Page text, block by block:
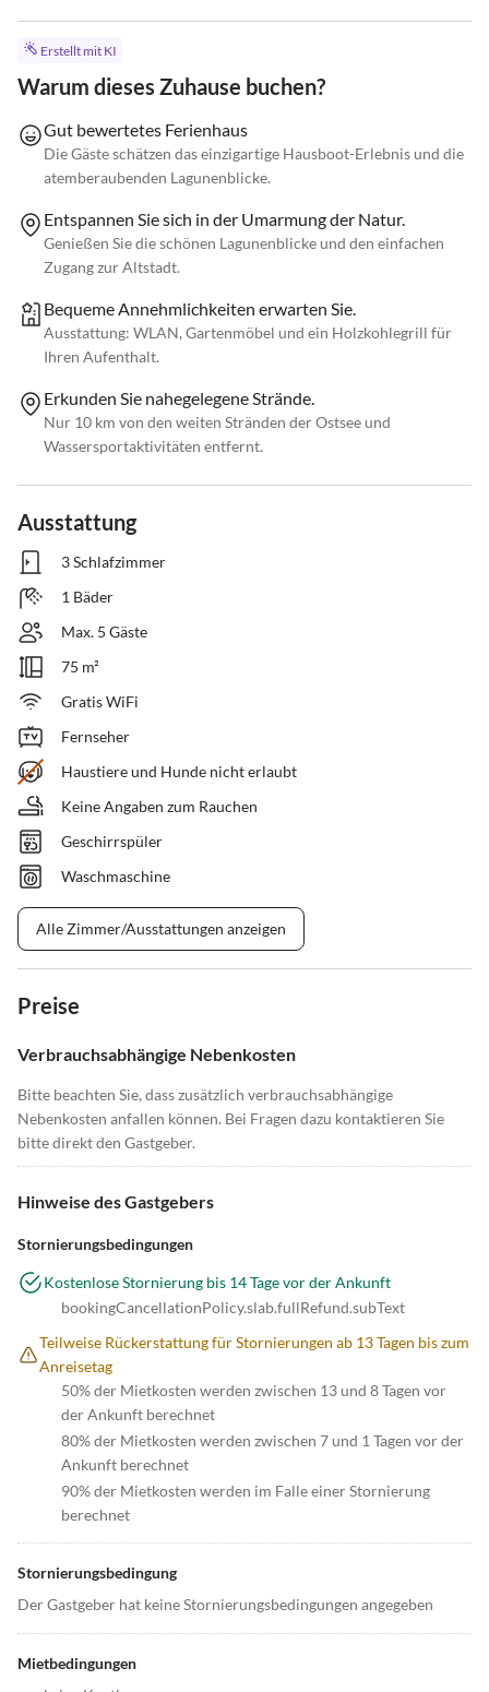
Erstellt mit KI
Warum dieses Zuhause buchen?
Gut bewertetes Ferienhaus
Die Gäste schätzen das einzigartige Hausboot-Erlebnis und die
atemberaubenden Lagunenblicke.
Entspannen Sie sich in der Umarmung der Natur.
Genießen Sie die schönen Lagunenblicke und den einfachen
Zugang zur Altstadt.
Bequeme Annehmlichkeiten erwarten Sie.
Ausstattung: WLAN, Gartenmöbel und ein Holzkohlegrill für
Ihren Aufenthalt.
Erkunden Sie nahegelegene Strände.
Nur 10 km von den weiten Stränden der Ostsee und
Wassersportaktivitäten entfernt.
Ausstattung
3 Schlafzimmer
1 Bäder
Max. 5 Gäste
75 m²
Gratis WiFi
Fernseher
Haustiere und Hunde nicht erlaubt
Keine Angaben zum Rauchen
Geschirrspüler
Waschmaschine
Alle Zimmer/Ausstattungen anzeigen
Preise
Verbrauchsabhängige Nebenkosten
Bitte beachten Sie, dass zusätzlich verbrauchsabhängige
Nebenkosten anfallen können. Bei Fragen dazu kontaktieren Sie
bitte direkt den Gastgeber.
Hinweise des Gastgebers
Stornierungsbedingungen
Kostenlose Stornierung bis 14 Tage vor der Ankunft
bookingCancellationPolicy.slab.fullRefund.subText
Teilweise Rückerstattung für Stornierungen ab 13 Tagen bis zum
Anreisetag
50% der Mietkosten werden zwischen 13 und 8 Tagen vor
der Ankunft berechnet
80% der Mietkosten werden zwischen 7 und 1 Tagen vor der
Ankunft berechnet
90% der Mietkosten werden im Falle einer Stornierung
berechnet
Stornierungsbedingung
Der Gastgeber hat keine Stornierungsbedingungen angegeben
Mietbedingungen